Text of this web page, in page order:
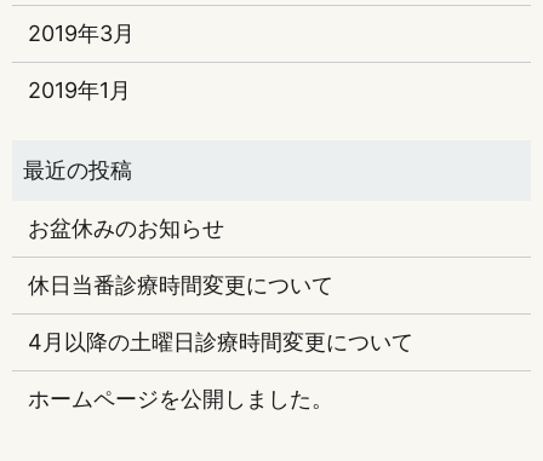
2019年3月
2019年1月
お盆休みのお知らせ
休日当番診療時間変更について
4月以降の土曜日診療時間変更について
ホームページを公開しました。